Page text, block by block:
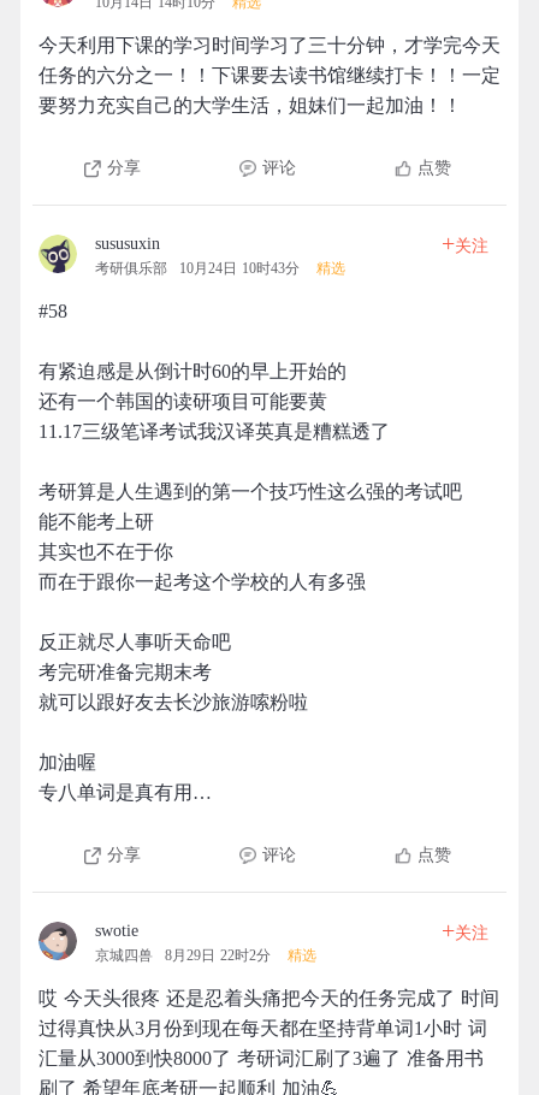
今天利用下课的学习时间学习了三十分钟，才学完今天
任务的六分之一！！下课要去读书馆继续打卡！！一定
要努力充实自己的大学生活，姐妹们一起加油！！
分享 评论 点赞
sususuxin
考研俱乐部 10月24日 10时43分 精选
+关注
#58
有紧迫感是从倒计时60的早上开始的
还有一个韩国的读研项目可能要黄
11.17三级笔译考试我汉译英真是糟糕透了
考研算是人生遇到的第一个技巧性这么强的考试吧
能不能考上研
其实也不在于你
而在于跟你一起考这个学校的人有多强
反正就尽人事听天命吧
考完研准备完期末考
就可以跟好友去长沙旅游嗦粉啦
加油喔
专八单词是真有用…
分享 评论 点赞
swotie
京城四兽 8月29日 22时2分 精选
+关注
哎 今天头很疼 还是忍着头痛把今天的任务完成了 时间
过得真快从3月份到现在每天都在坚持背单词1小时 词
汇量从3000到快8000了 考研词汇刷了3遍了 准备用书
刷了 希望年底考研一起顺利 加油💪